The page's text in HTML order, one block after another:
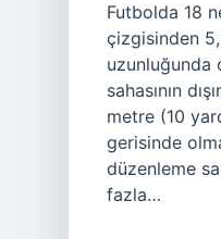
Futbolda 18
çizgisinden
uzunluğunda
sahasının
metre (10
gerisinde
düzenleme
fazla…